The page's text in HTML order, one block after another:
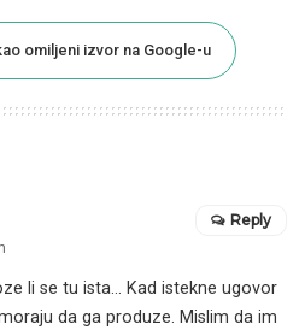
omiljeni izvor na Google-u
li se tu ista… Kad istekne ugovor
da ga produze. Mislim da im
Reply